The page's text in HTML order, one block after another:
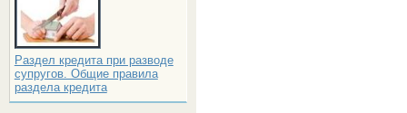
Раздел кредита при разводе
супругов. Общие правила
раздела кредита